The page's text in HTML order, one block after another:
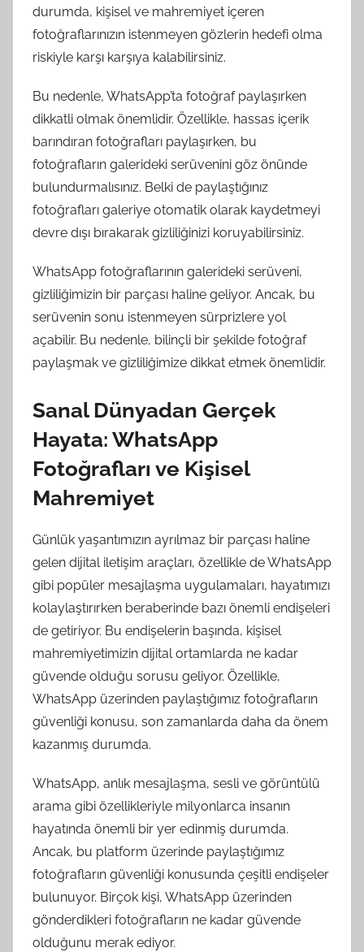
durumda, kişisel ve mahremiyet içeren
fotoğraflarınızın istenmeyen gözlerin hedefi olma
riskiyle karşı karşıya kalabilirsiniz.
Bu nedenle, WhatsApp’ta fotoğraf paylaşırken
dikkatli olmak önemlidir. Özellikle, hassas içerik
barındıran fotoğrafları paylaşırken, bu
fotoğrafların galerideki serüvenini göz önünde
bulundurmalısınız. Belki de paylaştığınız
fotoğrafları galeriye otomatik olarak kaydetmeyi
devre dışı bırakarak gizliliğinizi koruyabilirsiniz.
WhatsApp fotoğraflarının galerideki serüveni,
gizliliğimizin bir parçası haline geliyor. Ancak, bu
serüvenin sonu istenmeyen sürprizlere yol
açabilir. Bu nedenle, bilinçli bir şekilde fotoğraf
paylaşmak ve gizliliğimize dikkat etmek önemlidir.
Sanal Dünyadan Gerçek
Hayata: WhatsApp
Fotoğrafları ve Kişisel
Mahremiyet
Günlük yaşantımızın ayrılmaz bir parçası haline
gelen dijital iletişim araçları, özellikle de WhatsApp
gibi popüler mesajlaşma uygulamaları, hayatımızı
kolaylaştırırken beraberinde bazı önemli endişeleri
de getiriyor. Bu endişelerin başında, kişisel
mahremiyetimizin dijital ortamlarda ne kadar
güvende olduğu sorusu geliyor. Özellikle,
WhatsApp üzerinden paylaştığımız fotoğrafların
güvenliği konusu, son zamanlarda daha da önem
kazanmış durumda.
WhatsApp, anlık mesajlaşma, sesli ve görüntülü
arama gibi özellikleriyle milyonlarca insanın
hayatında önemli bir yer edinmiş durumda.
Ancak, bu platform üzerinde paylaştığımız
fotoğrafların güvenliği konusunda çeşitli endişeler
bulunuyor. Birçok kişi, WhatsApp üzerinden
gönderdikleri fotoğrafların ne kadar güvende
olduğunu merak ediyor.